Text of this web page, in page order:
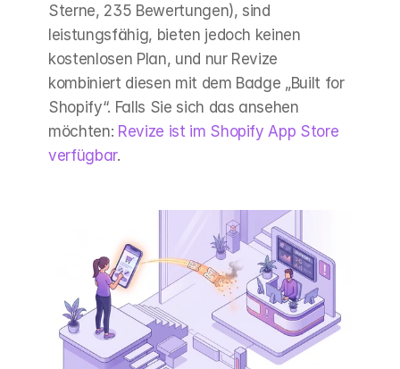
Sterne, 235 Bewertungen), sind
leistungsfähig, bieten jedoch keinen
kostenlosen Plan, und nur Revize
kombiniert diesen mit dem Badge „Built for
Shopify“. Falls Sie sich das ansehen
möchten: Revize ist im Shopify App Store
verfügbar.